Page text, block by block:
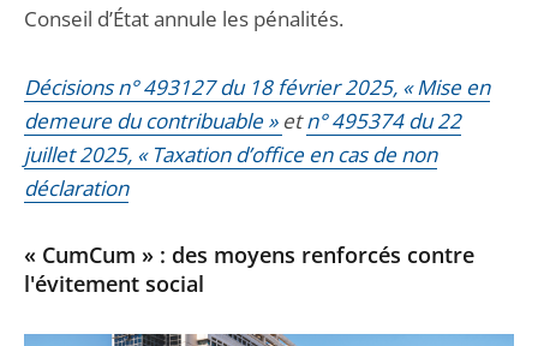
Conseil d’État annule les pénalités.
Décisions n° 493127 du 18 février 2025, « Mise en
demeure du contribuable » etn° 495374 du 22
juillet 2025, « Taxation d’office en cas de non
déclaration
« CumCum » : des moyens renforcés contre
l'évitement social